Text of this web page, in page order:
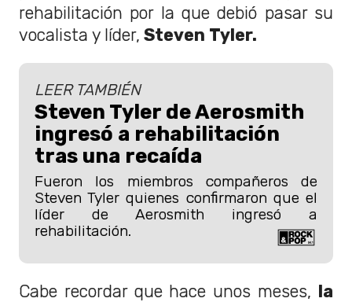
rehabilitación por la que debió pasar su
vocalista y líder, Steven Tyler.
LEER TAMBIÉN
Steven Tyler de Aerosmith
ingresó a rehabilitación
tras una recaída
Fueron los miembros compañeros de
Steven Tyler quienes confirmaron que el
líder de Aerosmith ingresó a
rehabilitación.
Cabe recordar que hace unos meses, la